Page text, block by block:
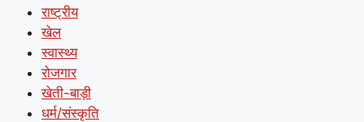
राष्ट्रीय
खेल
स्वास्थ्य
रोजगार
खेती-बाड़ी
धर्म/संस्कृति